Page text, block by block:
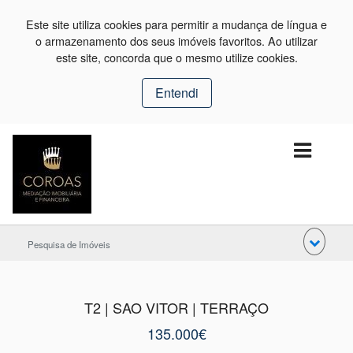
Este site utiliza cookies para permitir a mudança de língua e
o armazenamento dos seus imóveis favoritos. Ao utilizar
este site, concorda que o mesmo utilize cookies.
Entendi
Pesquisa de Imóveis
T2 | SAO VITOR | TERRAÇO
135.000€